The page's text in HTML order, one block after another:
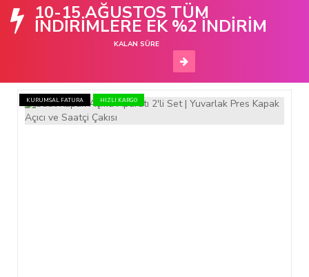
10-15 AĞUSTOS TÜM
İNDİRİMLERE EK %2 İNDİRİM
KALAN SÜRE
KURUMSAL FATURA HIZLI KARGO